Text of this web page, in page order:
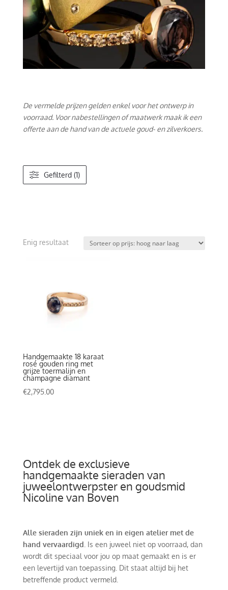
De vermelde prijzen gelden enkel voor het ontwerp in
voorraad. Voor nabestellingen of maatwerk maak ik een
offerte aan de hand van de actuele goud- en zilverkoers.
Gefilterd (1)
Enig resultaat
Handgemaakte 18 karaat
rosé gouden ring met
grijze toermalijn en
champagne diamant
€2,795.00
Ontdek de exclusieve
handgemaakte sieraden van
juweelontwerpster en goudsmid
Nicoline van Boven
Alle sieraden zijn uniek en in eigen atelier met de
hand vervaardigd . Is een juweel niet op voorraad, dan
wordt dit speciaal voor jou op maat gemaakt en is er
een levertijd van toepassing. Dit staat altijd bij het
betreffende product vermeld.